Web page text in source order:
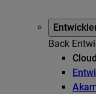
Back